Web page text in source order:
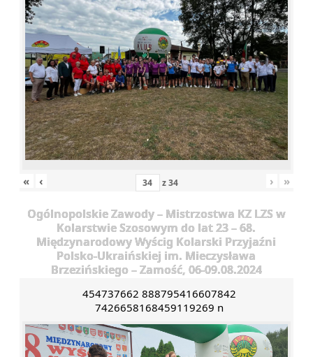
« ‹ z34 › »
Ogólnopolskie Zawody – Mistrzostwa KZ LZS w
Kolarstwie Szosowym do lat 23 – 68.
Międzynarodowy Wyścig Kolarski Przyjaźni
Polsko-Ukraińskiej im. Mieczysława
Brzezińskiego – Zamość, 06-09.08.2024
454737662 888795416607842
7426658168459119269 n